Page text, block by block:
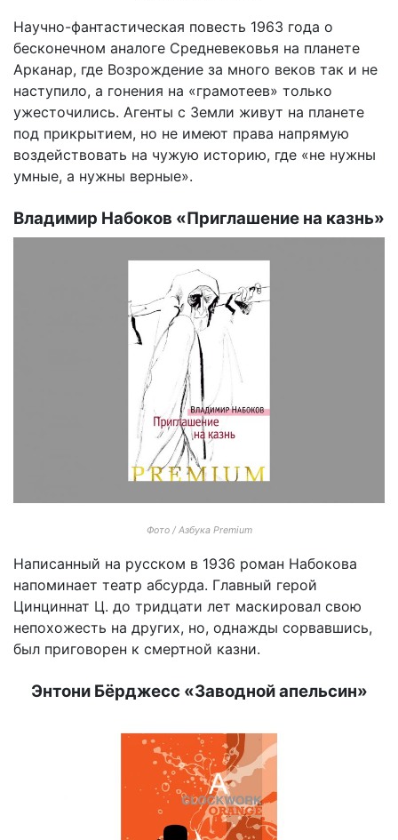
Научно-фантастическая повесть 1963 года о
бесконечном аналоге Средневековья на планете
Арканар, где Возрождение за много веков так и не
наступило, а гонения на «грамотеев» только
ужесточились. Агенты с Земли живут на планете
под прикрытием, но не имеют права напрямую
воздействовать на чужую историю, где «не нужны
умные, а нужны верные».
Владимир Набоков «Приглашение на казнь»
Фото / Азбука Premium
Написанный на русском в 1936 роман Набокова
напоминает театр абсурда. Главный герой
Цинциннат Ц. до тридцати лет маскировал свою
непохожесть на других, но, однажды сорвавшись,
был приговорен к смертной казни.
Энтони Бёрджесс «Заводной апельсин»